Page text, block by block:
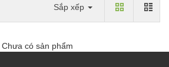
Sắp xếp
Chưa có sản phẩm